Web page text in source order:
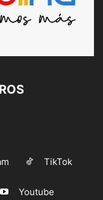
TikTok
Youtube